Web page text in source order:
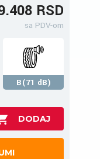
RSD
sa PDV-om
B(71 dB)